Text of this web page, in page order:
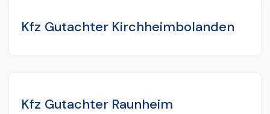
Kfz Gutachter Kirchheimbolanden
Kfz Gutachter Raunheim